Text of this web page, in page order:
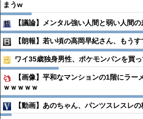
まうw
【議論】メンタル強い人間と弱い人間
【朗報】若い頃の高岡早紀さん、もう
ワイ35歳独身男性、ポケモンパンを買っ
【画像】平和なマンションの1階にラー
ｗｗｗｗｗ
【動画】あのちゃん、パンツスレスレ